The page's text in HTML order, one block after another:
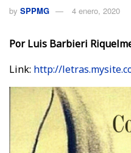
by SPPMG 4 enero, 2020
Por Luis Barbieri
Link: http://